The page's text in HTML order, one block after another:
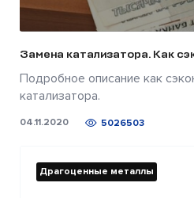
Замена катализатора. Как
Подробное описание как
катализатора.
04.11.2020 5026503
Драгоценные металлы